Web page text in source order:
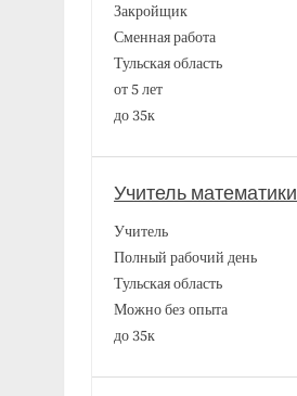
Закройщик
Сменная работа
Тульская область
от 5 лет
до 35к
Учитель математики
Учитель
Полный рабочий день
Тульская область
Можно без опыта
до 35к